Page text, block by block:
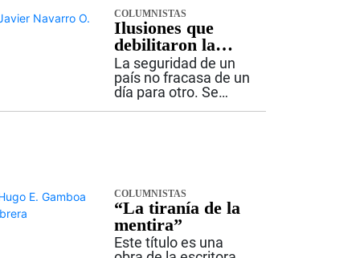
COLUMNISTAS
Ilusiones que
debilitaron la
seguridad
La seguridad de un
país no fracasa de un
día para otro. Se
a depender de ideas
que, aunque
políticamente...
COLUMNISTAS
“La tiranía de la
mentira”
Este título es una